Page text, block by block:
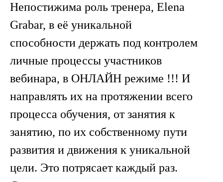
Непостижима роль тренера, Elena
Grabar, в её уникальной
способности держать под контролем
личные процессы участников
вебинара, в ОНЛАЙН режиме !!! И
направлять их на протяжении всего
процесса обучения, от занятия к
занятию, по их собственному пути
развития и движения к уникальной
цели. Это потрясает каждый раз.